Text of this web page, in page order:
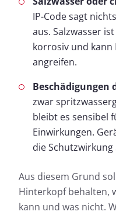
IP-Code sagt
aus. Salzwasser
korrosiv und kann
angreifen.
Beschädigungen
zwar
bleibt es sensibel
Einwirkungen.
die
Aus diesem Grund
Hinterkopf behalten,
kann und was nicht.